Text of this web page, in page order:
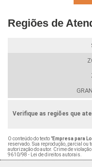
Regiões de
Verifique as regiões que
O conteúdo do texto "Empresa para
reservado. Sua reprodução, parcial
autorização do autor. Crime de
9610/98 - Lei de direitos autorais.